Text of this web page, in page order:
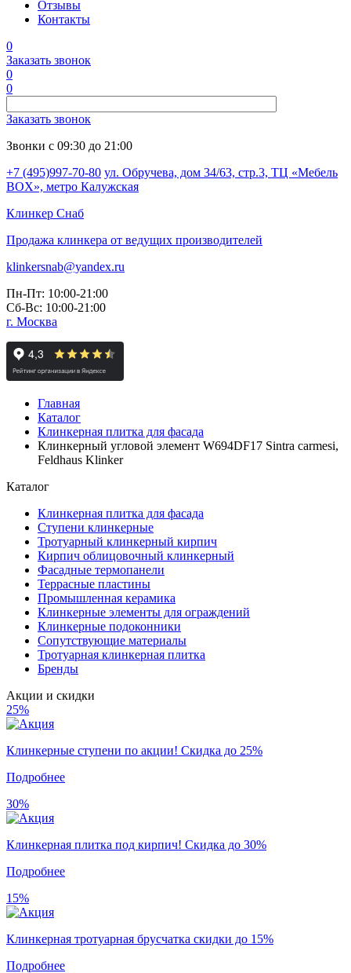
Отзывы
Контакты
0
Заказать звонок
0
0
Заказать звонок
Звонки с 09:30 до 21:00
+7 (495)997-70-80 ул. Обручева, дом 34/63, стр.3, ТЦ «Мебель
BOX», метро Калужская
Клинкер Снаб
Продажа клинкера от ведущих производителей
klinkersnab@yandex.ru
Пн-Пт: 10:00-21:00
Сб-Вс: 10:00-21:00
г. Москва
Главная
Каталог
Клинкерная плитка для фасада
Клинкерный угловой элемент W694DF17 Sintra carmesi,
Feldhaus Klinker
Каталог
Клинкерная плитка для фасада
Ступени клинкерные
Тротуарный клинкерный кирпич
Кирпич облицовочный клинкерный
Фасадные термопанели
Террасные пластины
Промышленная керамика
Клинкерные элементы для ограждений
Клинкерные подоконники
Сопутствующие материалы
Тротуарная клинкерная плитка
Бренды
Акции и скидки
25%
Клинкерные ступени по акции! Скидка до 25%
Подробнее
30%
Клинкерная плитка под кирпич! Скидка до 30%
Подробнее
15%
Клинкерная тротуарная брусчатка скидки до 15%
Подробнее